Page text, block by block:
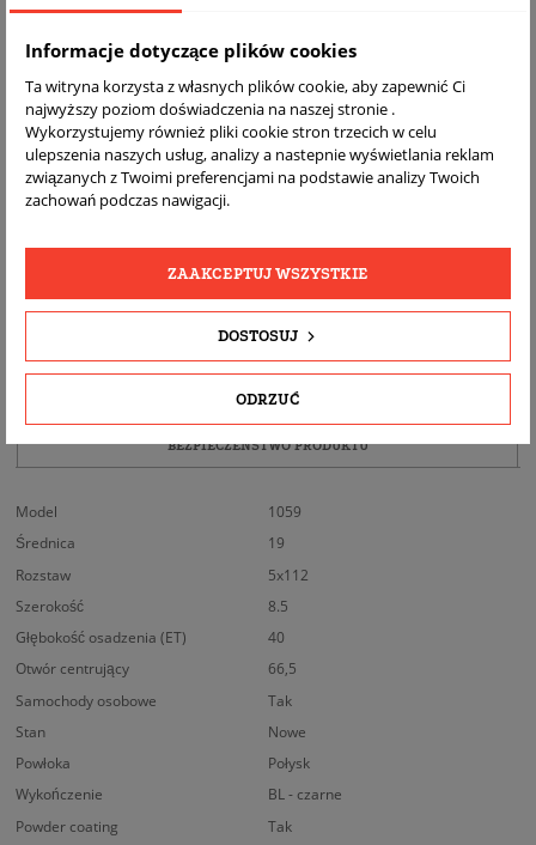
DARMOWA
WYSYŁKA
BEZPŁATNY
REALNE
SZCZEGÓŁY PRODUKTU
DOPASOWANIE
BEZPIECZEŃSTWO PRODUKTU
Model
1059
Średnica
19
Rozstaw
5x112
Szerokość
8.5
Głębokość osadzenia (ET)
40
Otwór centrujący
66,5
Samochody osobowe
Tak
Stan
Nowe
Powłoka
Połysk
Wykończenie
BL - czarne
Powder coating
Tak
Informacje dotyczące plików cookies
Ta witryna korzysta z własnych plików cookie, aby zapewnić Ci
najwyższy poziom doświadczenia na naszej stronie .
Wykorzystujemy również pliki cookie stron trzecich w celu
ulepszenia naszych usług, analizy a nastepnie wyświetlania reklam
związanych z Twoimi preferencjami na podstawie analizy Twoich
zachowań podczas nawigacji.
ODRZUĆ
DOSTOSUJ
ZAAKCEPTUJ WSZYSTKIE